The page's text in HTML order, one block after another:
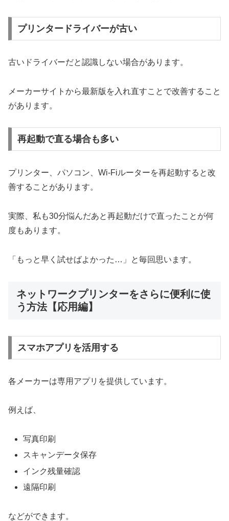
プリンタードライバーが古い
古いドライバーだと認識しない場合があります。
メーカーサイトから最新版を入れ直すことで改善すること
があります。
再起動で直る場合も多い
プリンター、パソコン、Wi-Fiルーターを再起動すると改
善することがあります。
実際、私も30分悩んだあと再起動だけで直ったことが何
度もあります。
「もっと早く試せばよかった…」と毎回思います。
ネットワークプリンターをさらに便利に使
う方法【応用編】
スマホアプリを活用する
各メーカーは専用アプリを提供しています。
例えば、
写真印刷
スキャンデータ保存
インク残量確認
遠隔印刷
などができます。